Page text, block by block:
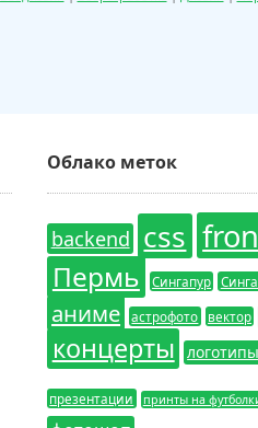
Облако меток
backend css
Пермь Сингапур
аниме астрофото вектор
концерты логотипы
презентации принты на